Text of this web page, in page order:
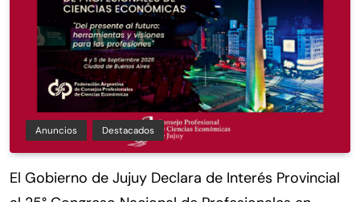
Anuncios Destacados
El Gobierno de Jujuy Declara de Interés Provincial